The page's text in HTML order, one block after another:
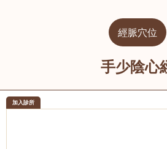
經脈穴位
手少陰心
加入診所